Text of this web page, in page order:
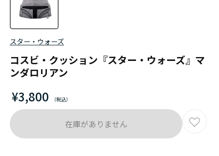
スター・ウォーズ
コスビ・クッション『スター・ウォーズ』マ
ンダロリアン
¥3,800
在庫がありません